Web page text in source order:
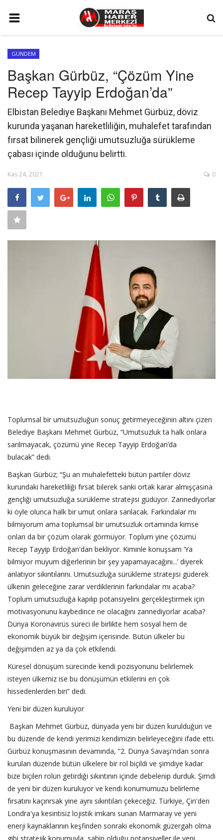
GÜNDEM
SİYASET
EKONOMİ
EĞİTİM
SPOR
İLETİŞİM
KÜNYE
FOTO GALERİ
KÜLTÜR SANAT
GÜNDEM
Başkan Gürbüz, “Çözüm Yine
Recep Tayyip Erdoğan’da”
Elbistan Belediye Başkanı Mehmet Gürbüz, döviz
kurunda yaşanan hareketliliğin, muhalefet tarafından
fırsat bilinerek gençliği umutsuzluğa sürükleme
çabası içinde olduğunu belirtti.
Kas 24, 2021 0
Toplumsal bir umutsuzluğun sonuç getirmeyeceğinin altını çizen
Belediye Başkanı Mehmet Gürbüz, “Umutsuzluk ta halk onlara
sarılmayacak, çözümü yine Recep Tayyip Erdoğan’da
bulacak” dedi.
Başkan Gürbüz; “Şu an muhalefetteki bütün partiler döviz
kurundaki hareketliliği fırsat bilerek sanki ortak karar almışçasına
gençliği umutsuzluğa sürükleme stratejisi güdüyor. Zannediyorlar
ki öyle olunca halk bir umut onlara sarılacak. Farkındalar mı
bilmiyorum ama toplumsal bir umutsuzluk ortamında kimse
onları da bir çözüm olarak görmüyor. Toplum yine çözümü
Recep Tayyip Erdoğan'dan bekliyor. Kiminle konuşsam ‘Ya
bilmiyor muyum diğerlerinin bir şey yapamayacağını...’ diyerek
anlatıyor sıkıntılarını. Umutsuzluğa sürükleme stratejisi güderek
ülkenin geleceğine zarar verdiklerinin farkındalar mı acaba?
Toplum umutsuzluğa kapılıp potansiyelini gerçekleştirmek için
motivasyonunu kaybedince ne olacağını zannediyorlar acaba?
Dünya Koronavirüs süreci ile birlikte hem sosyal hem de
ekonomik büyük bir değişim içerisinde. Bütün ülkeler bu
değişimden az ya da çok etkilendi.
Küresel dönüşüm sürecinde kendi pozisyonunu belirlemek
isteyen ülkemiz ise bu dönüşümün etkilerini en çok
hissedenlerden biri” dedi.
Yeni bir düzen kuruluyor
Başkan Mehmet Gürbüz, dünyada yeni bir düzen kurulduğun ve
bu düzende de kendi yerimizi kendimizin belirleyeceğini ifade etti.
Gürbüz konuşmasının devamında, “2. Dünya Savaşı'ndan sonra
kurulan düzende bütün ülkelere bir rol biçildi ve şimdiye kadar
bize biçilen rolün getirdiği sıkıntının içinde debelenip durduk. Şimdi
de yeni bir düzen kuruluyor ve kendi konumumuzu belirleme
fırsatını kaçırırsak yine aynı sıkıntıları çekeceğiz. Türkiye, Çin'den
Londra'ya kesintisiz lojistik imkanı sunan Marmaray ve yeni
enerji kaynaklarının keşfinden sonraki ekonomik güzergah olma